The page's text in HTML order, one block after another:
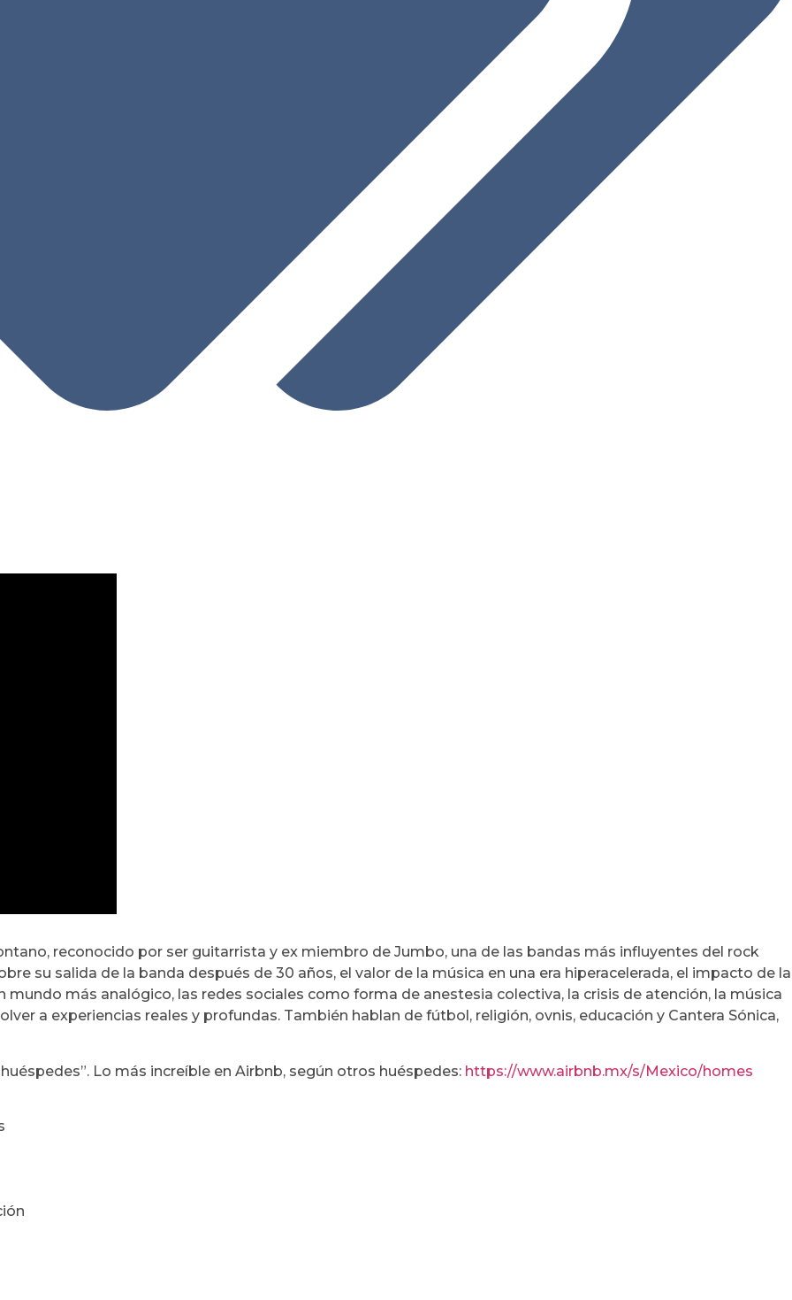
reconocido por ser guitarrista y ex miembro de Jumbo, una de las bandas más influyentes del rock
su salida de la banda después de 30 años, el valor de la música en una era hiperacelerada, el impacto de la
más analógico, las redes sociales como forma de anestesia colectiva, la crisis de atención, la música
a experiencias reales y profundas. También hablan de fútbol, religión, ovnis, educación y Cantera Sónica,
Lo más increíble en Airbnb, según otros huéspedes: https://www.airbnb.mx/s/Mexico/homes